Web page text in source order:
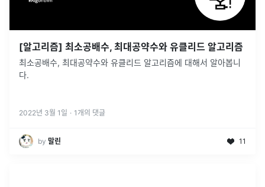
[알고리즘] 최소공배수, 최대공약수와 유클리드 알고리즘
최소공배수, 최대공약수와 유클리드 알고리즘에 대해서 알아봅니
다.
2022년 3월 1일 · 1 개의 댓글
by 말린 11